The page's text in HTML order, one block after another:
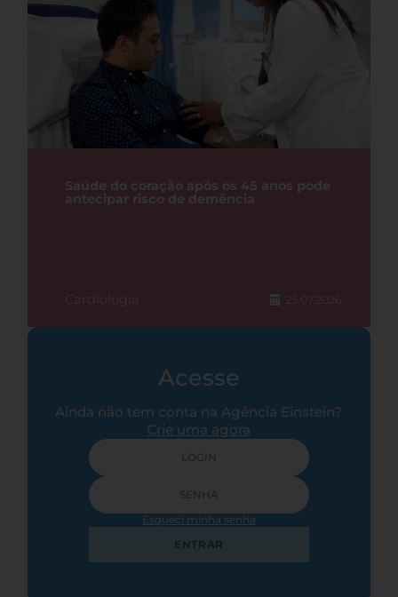
Saúde do coração após os 45 anos pode
antecipar risco de demência
Cardiologia 25.07.2026
Acesse
Ainda não tem conta na Agência Einstein?
Crie uma agora
Esqueci minha senha
ENTRAR